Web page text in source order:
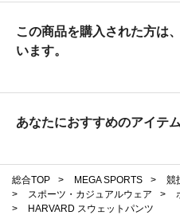
この商品を購入された方は
います。
あなたにおすすめのアイテム
総合TOP > MEGA SPORTS >
競
>
スポーツ・カジュアルウェア >
>
HARVARD スウェットパンツ